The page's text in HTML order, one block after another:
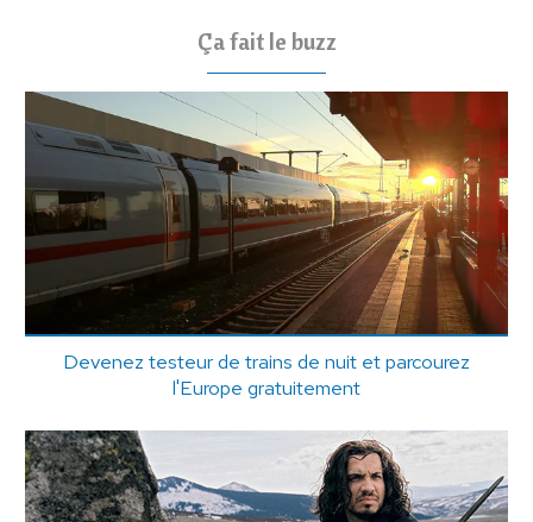
Ça fait le buzz
Devenez testeur de trains de nuit et parcourez
l'Europe gratuitement